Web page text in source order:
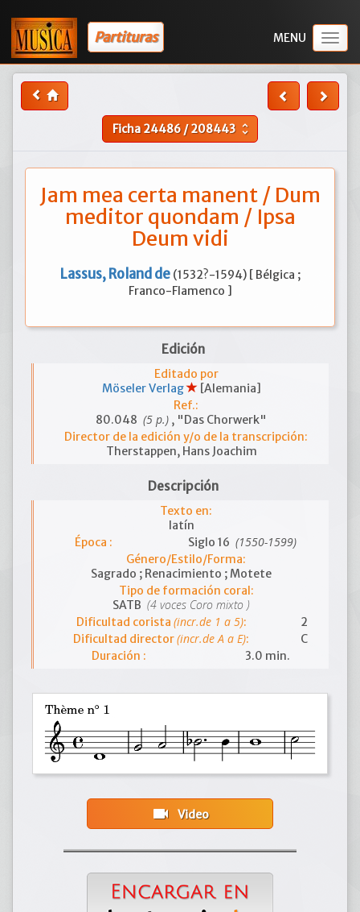
Partituras
Ficha24486/208443 unfold_more
Jam mea certa manent / Dum
meditor quondam / Ipsa
Deum vidi
Lassus, Roland de (1532?-1594) [ Bélgica ;
Franco-Flamenco ]
Edición
Editado por
Möseler Verlag
[Alemania]
Ref.:
80.048 (5 p.) , "Das Chorwerk"
Director de la edición y/o de la transcripción:
Therstappen, Hans Joachim
Descripción
Texto en:
latín
Época :
Siglo 16 (1550-1599)
Género/Estilo/Forma:
Sagrado ; Renacimiento ; Motete
Tipo de formación coral:
SATB (4 voces Coro mixto )
Dificultad corista (incr.de 1 a 5):
2
Dificultad director(incr.de A a E):
C
Duración :
3.0 min.
videocam Video